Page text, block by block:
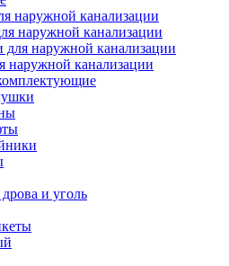
наружной канализации
наружной канализации
для наружной канализации
наружной канализации
и уголь